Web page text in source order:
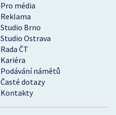
Pro média
Reklama
Studio Brno
Studio Ostrava
Rada ČT
Kariéra
Podávání námětů
Časté dotazy
Kontakty